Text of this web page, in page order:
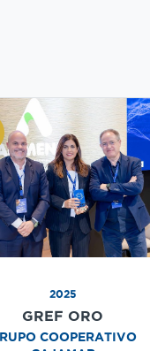
2025
GREF ORO
COOPERATIVO